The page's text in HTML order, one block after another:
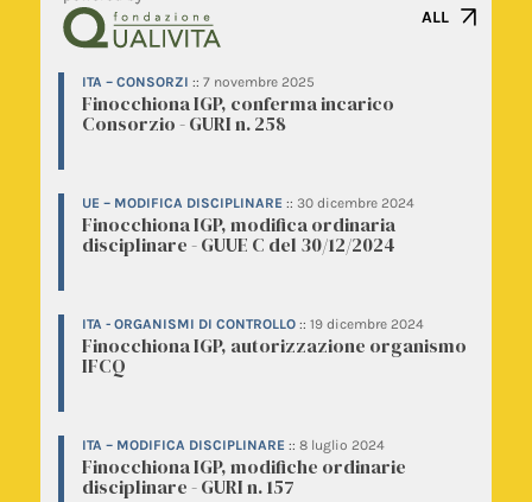
ALL
ITA – CONSORZI :: 7 novembre 2025
Finocchiona IGP, conferma incarico
Consorzio - GURI n. 258
UE – MODIFICA DISCIPLINARE :: 30 dicembre 2024
Finocchiona IGP, modifica ordinaria
disciplinare - GUUE C del 30/12/2024
ITA - ORGANISMI DI CONTROLLO:: 19 dicembre 2024
Finocchiona IGP, autorizzazione organismo
IFCQ
ITA – MODIFICA DISCIPLINARE :: 8 luglio 2024
Finocchiona IGP, modifiche ordinarie
disciplinare - GURI n. 157